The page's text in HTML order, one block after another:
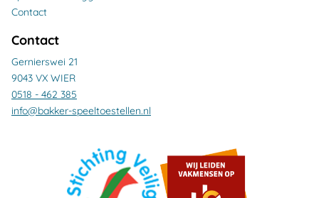
Contact
Contact
Gernierswei 21
9043 VX WIER
0518 - 462 385
info@bakker-speeltoestellen.nl